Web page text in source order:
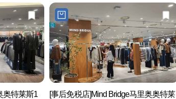
奥特莱斯1
[事后免税店]Mind Bridge马里奥奥特莱